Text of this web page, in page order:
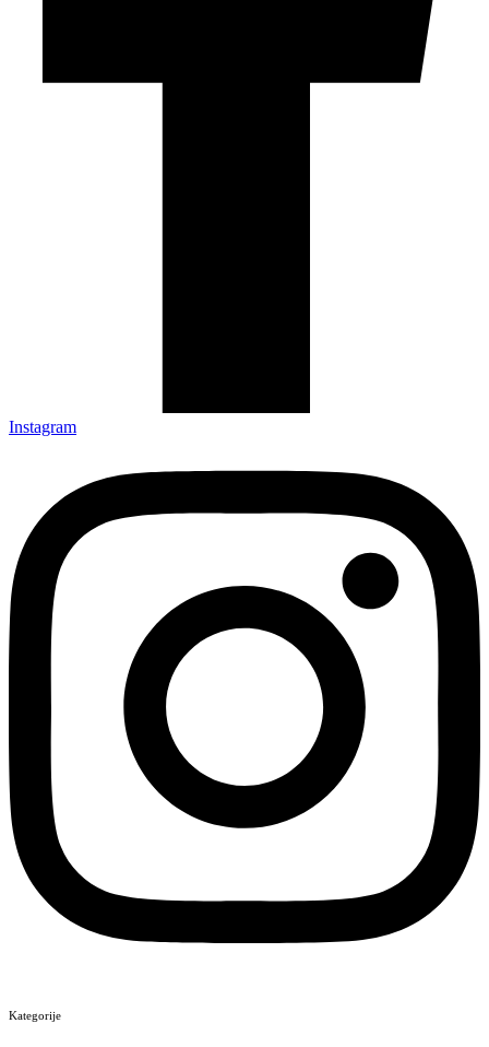
Instagram
Kategorije